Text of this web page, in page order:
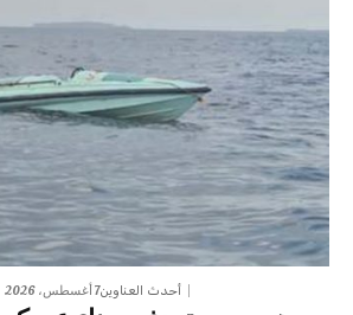
أحدث العناوين7 أغسطس، 2026